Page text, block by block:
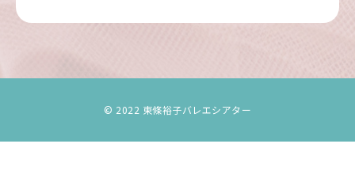
© 2022 東條裕子バレエシアター